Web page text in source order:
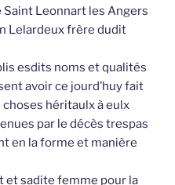
Leonnart les Angers
Lelardeux frère dudit
esdits noms et qualités
avoir ce jourd’huy fait
héritaulx à eulx
par le décès trespas
en la forme et manière
et sadite femme pour la